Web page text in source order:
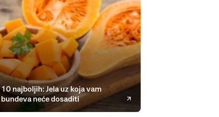
10 najboljih: Jela uz koja vam
bundeva neće dosaditi